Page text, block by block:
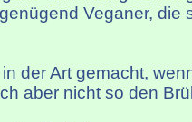
Veganer, die
der Art gemacht,
aber nicht so den